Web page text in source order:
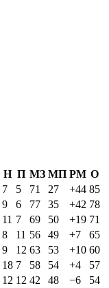
Н П МЗ МП РМ О
7 5 71 27 +44 85
9 6 77 35 +42 78
11 7 69 50 +19 71
8 11 56 49 +7
65
9 12 63 53 +10 60
18 7 58 54 +4
57
12 12 42 48 −6
54